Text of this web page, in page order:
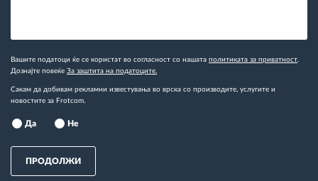
Вашите податоци ќе се користат во согласност со нашата политиката за приватност
Дознајте повеќе За заштита на податоците.
Сакам да добивам рекламни известувања во врска со производите, услугите и
новостите за Frotcom.
Да Не
ПРОДОЛЖИ